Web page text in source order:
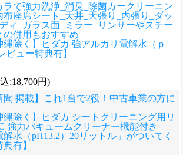
ラで強力洗浄_消臭_除菌カークリーニン
座席シート_天井_天張り_内張り_ダッ
ィ_ガラス面_ミラー_リンサーやスチー
の併用もおすすめ
縄除く】ヒダカ 強アルカリ電解水（ｐ
ビュー特典有】
:18,700円)
聞 掲載】これ1台で2役！中古車業の方に
縄除く】ヒダカ シートクリーニング用リ
強力バキュームクリーナー機能付き
解水（pH13.2）20リットル」がついてく
有】